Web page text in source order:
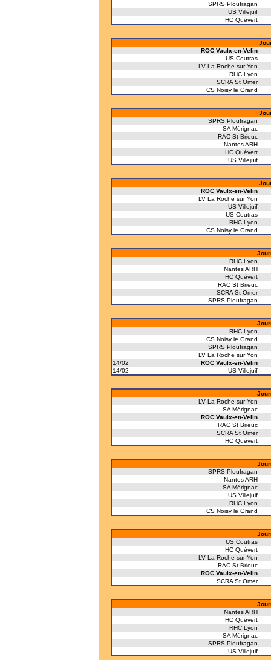
SPRS Ploufragan
US Villejuif
HC Quévert
ROC Vaulx-en-Velin
US Coutras
LV La Roche sur Yon
RHC Lyon
SCRA St Omer
CS Noisy le Grand
SPRS Ploufragan
SA Mérignac
RAC St Brieuc
Nantes ARH
HC Quévert
US Villejuif
ROC Vaulx-en-Velin
LV La Roche sur Yon
US Villejuif
US Coutras
RHC Lyon
CS Noisy le Grand
RHC Lyon
Nantes ARH
HC Quévert
RAC St Brieuc
SCRA St Omer
SPRS Ploufragan
RHC Lyon
CS Noisy le Grand
SPRS Ploufragan
LV La Roche sur Yon
14/02
ROC Vaulx-en-Velin
14/02
US Villejuif
LV La Roche sur Yon
SA Mérignac
ROC Vaulx-en-Velin
RAC St Brieuc
SCRA St Omer
HC Quévert
SPRS Ploufragan
Nantes ARH
SA Mérignac
US Villejuif
RHC Lyon
CS Noisy le Grand
US Coutras
HC Quévert
LV La Roche sur Yon
RAC St Brieuc
ROC Vaulx-en-Velin
SCRA St Omer
Nantes ARH
HC Quévert
RHC Lyon
SA Mérignac
SPRS Ploufragan
US Villejuif